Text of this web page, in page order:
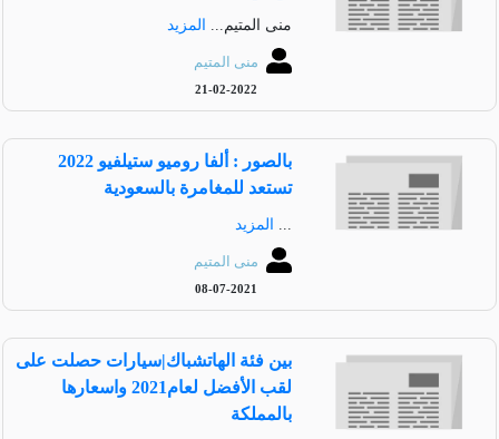
منى المتيم... المزيد
منى المتيم
21-02-2022
بالصور : ألفا روميو ستيلفيو 2022
تستعد للمغامرة بالسعودية
المزيد
منى المتيم
08-07-2021
بين فئة الهاتشباك|سيارات حصلت على
لقب الأفضل لعام2021 واسعارها
بالمملكة